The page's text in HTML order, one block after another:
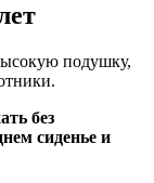
подушку,
без
сиденье и